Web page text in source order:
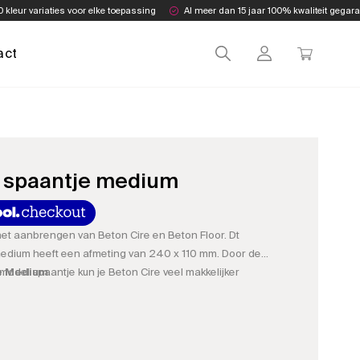
kleur variaties voor elke toepassing Al meer dan 15 jaar 100% kwaliteit
medium
aanbrengen van Beton Cire en Beton Floor. Dt
heeft een afmeting van 240 x 110 mm. Door de
spaantje kun je Beton Cire veel makkelijker
Medium